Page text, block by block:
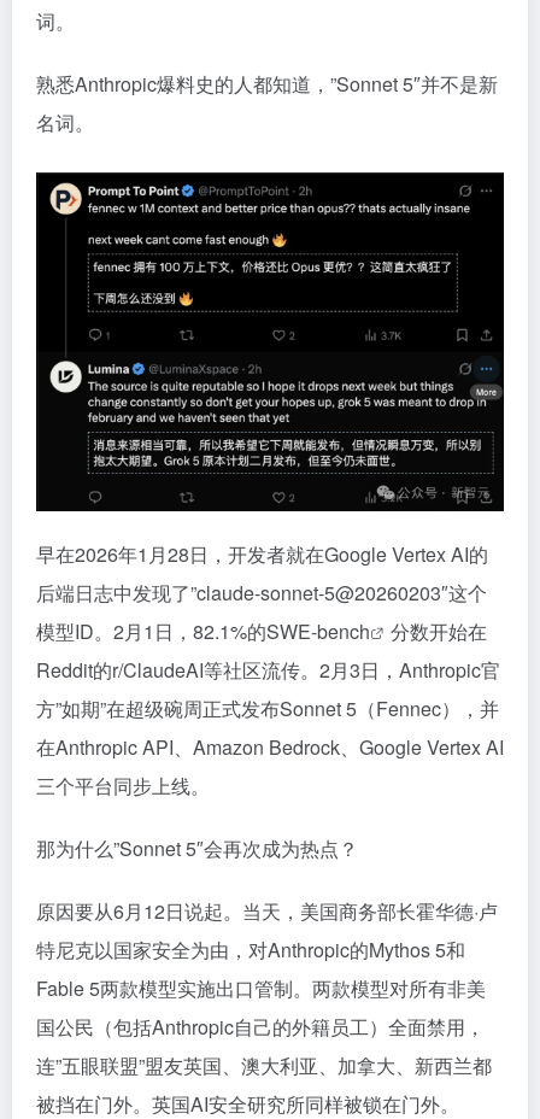
词。
熟悉Anthropic爆料史的人都知道，”Sonnet 5″并不是新
名词。
早在2026年1月28日，开发者就在Google Vertex AI的
后端日志中发现了”claude-sonnet-5@20260203″这个
模型ID。2月1日，82.1%的SWE-bench
分数开始在
Reddit的r/ClaudeAI等社区流传。2月3日，Anthropic官
方”如期”在超级碗周正式发布Sonnet 5（Fennec），并
在Anthropic API、Amazon Bedrock、Google Vertex AI
三个平台同步上线。
那为什么”Sonnet 5″会再次成为热点？
原因要从6月12日说起。当天，美国商务部长霍华德·卢
特尼克以国家安全为由，对Anthropic的Mythos 5和
Fable 5两款模型实施出口管制。两款模型对所有非美
国公民（包括Anthropic自己的外籍员工）全面禁用，
连”五眼联盟”盟友英国、澳大利亚、加拿大、新西兰都
被挡在门外。英国AI安全研究所同样被锁在门外。